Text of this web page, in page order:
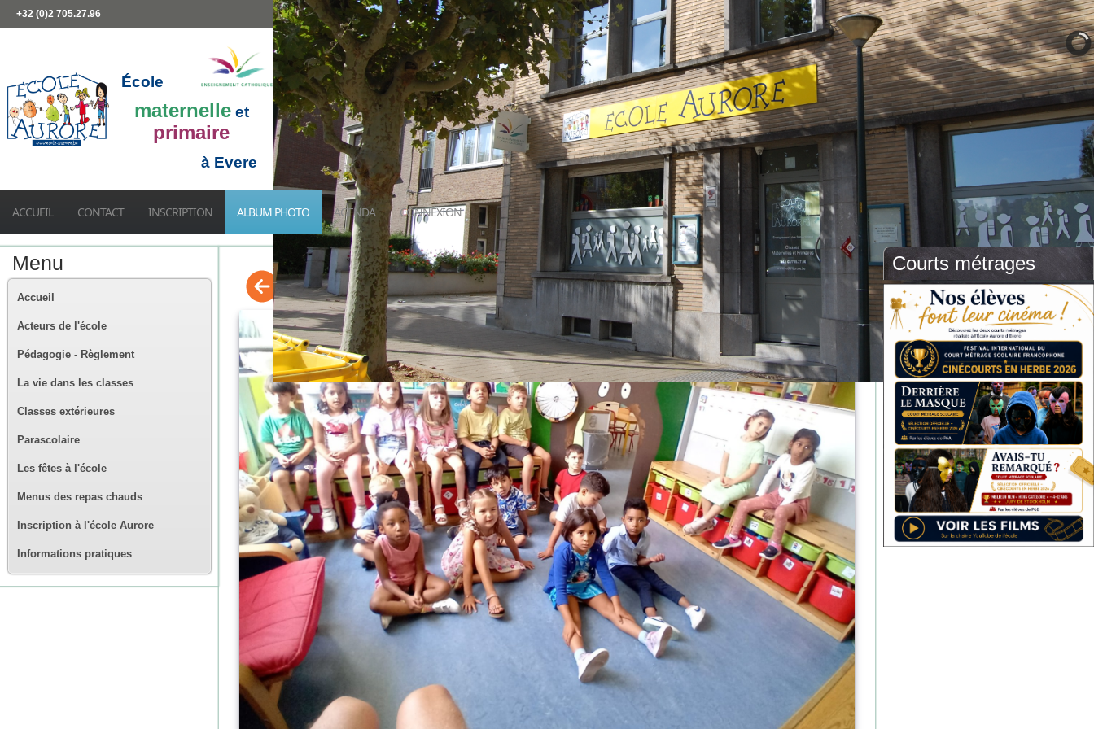
+32 (0)2 705.27.96
École
maternelle et
primaire
à Evere
ACCUEIL CONTACT INSCRIPTION ALBUM PHOTO AGENDA CONNEXION
Menu
Accueil
Acteurs de l'école
Pédagogie - Règlement
La vie dans les classes
Classes extérieures
Parascolaire
Les fêtes à l'école
Menus des repas chauds
Inscription à l'école Aurore
Informations pratiques
Courts métrages